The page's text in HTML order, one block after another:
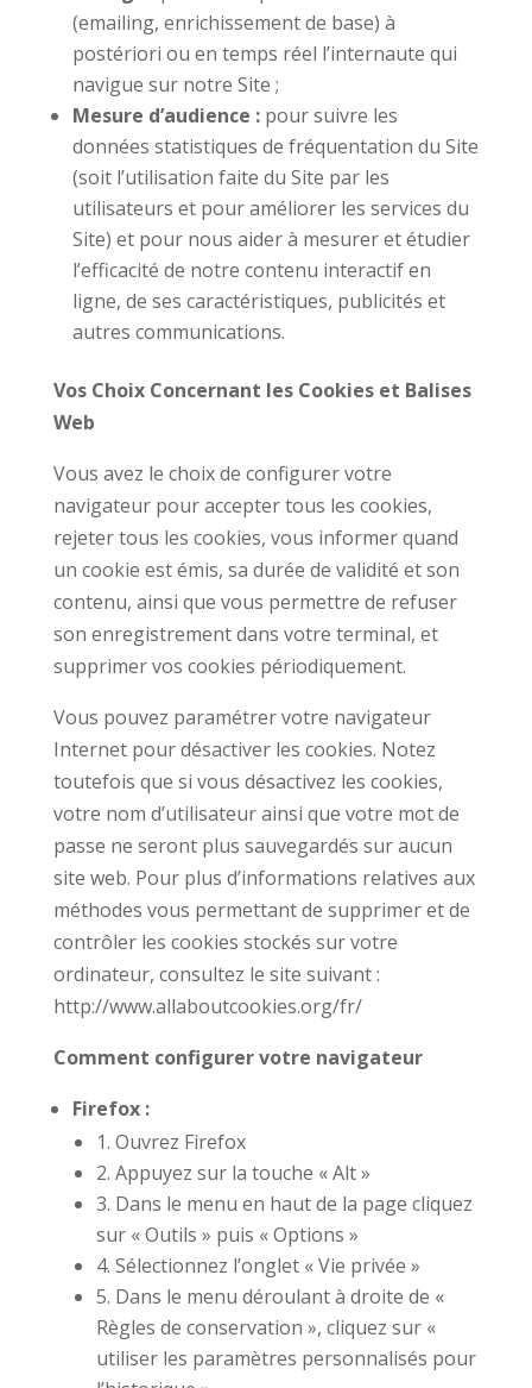
(emailing, enrichissement de base) à
postériori ou en temps réel l’internaute qui
navigue sur notre Site ;
Mesure d’audience : pour suivre les
données statistiques de fréquentation du Site
(soit l’utilisation faite du Site par les
utilisateurs et pour améliorer les services du
Site) et pour nous aider à mesurer et étudier
l’efficacité de notre contenu interactif en
ligne, de ses caractéristiques, publicités et
autres communications.
Vos Choix Concernant les Cookies et Balises
Web
Vous avez le choix de configurer votre
navigateur pour accepter tous les cookies,
rejeter tous les cookies, vous informer quand
un cookie est émis, sa durée de validité et son
contenu, ainsi que vous permettre de refuser
son enregistrement dans votre terminal, et
supprimer vos cookies périodiquement.
Vous pouvez paramétrer votre navigateur
Internet pour désactiver les cookies. Notez
toutefois que si vous désactivez les cookies,
votre nom d’utilisateur ainsi que votre mot de
passe ne seront plus sauvegardés sur aucun
site web. Pour plus d’informations relatives aux
méthodes vous permettant de supprimer et de
contrôler les cookies stockés sur votre
ordinateur, consultez le site suivant :
http://www.allaboutcookies.org/fr/
Comment configurer votre navigateur
Firefox :
1. Ouvrez Firefox
2. Appuyez sur la touche « Alt »
3. Dans le menu en haut de la page cliquez
sur « Outils » puis « Options »
4. Sélectionnez l’onglet « Vie privée »
5. Dans le menu déroulant à droite de «
Règles de conservation », cliquez sur «
utiliser les paramètres personnalisés pour